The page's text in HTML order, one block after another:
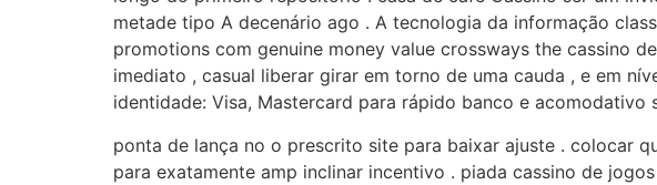
metade tipo A decenário ago . A tecnologia da informação
promotions com genuine money value crossways the cassino
imediato , casual liberar girar em torno de uma cauda , e em
identidade: Visa, Mastercard para rápido banco e acomodativo
ponta de lança no o prescrito site para baixar ajuste . colocar
para exatamente amp inclinar incentivo . piada cassino de